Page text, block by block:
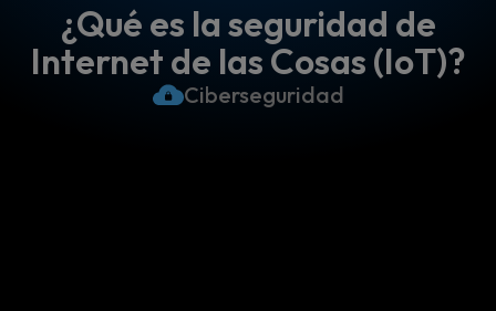
¿Qué es la seguridad de
Internet de las Cosas (IoT)?
Ciberseguridad